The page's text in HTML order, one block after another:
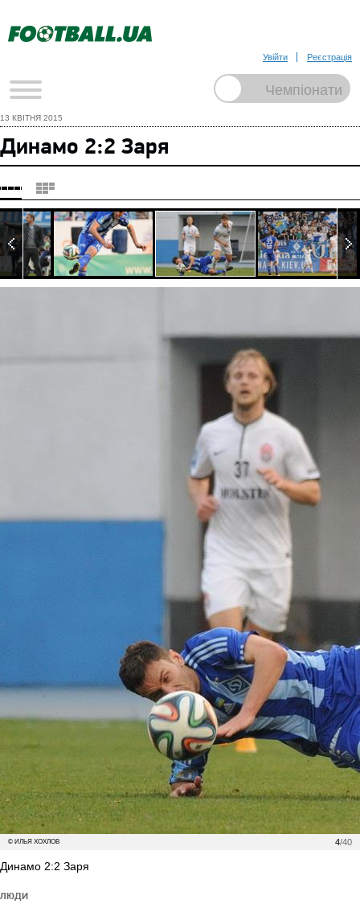
Увійти Реєстрація
13 КВІТНЯ 2015
Динамо 2:2 Заря
4/40
© ИЛЬЯ ХОХЛОВ
Динамо 2:2 Заря
ЛЮДИ